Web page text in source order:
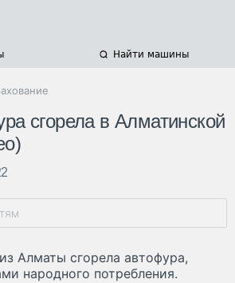
Найти машины
сгорела в Алматинской
Алматы сгорела автофура,
народного потребления.